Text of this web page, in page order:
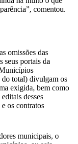
comentou.
omissões das
seus portais da
do total) divulgam os
exigida, bem como
desses
os contratos
municipais, o